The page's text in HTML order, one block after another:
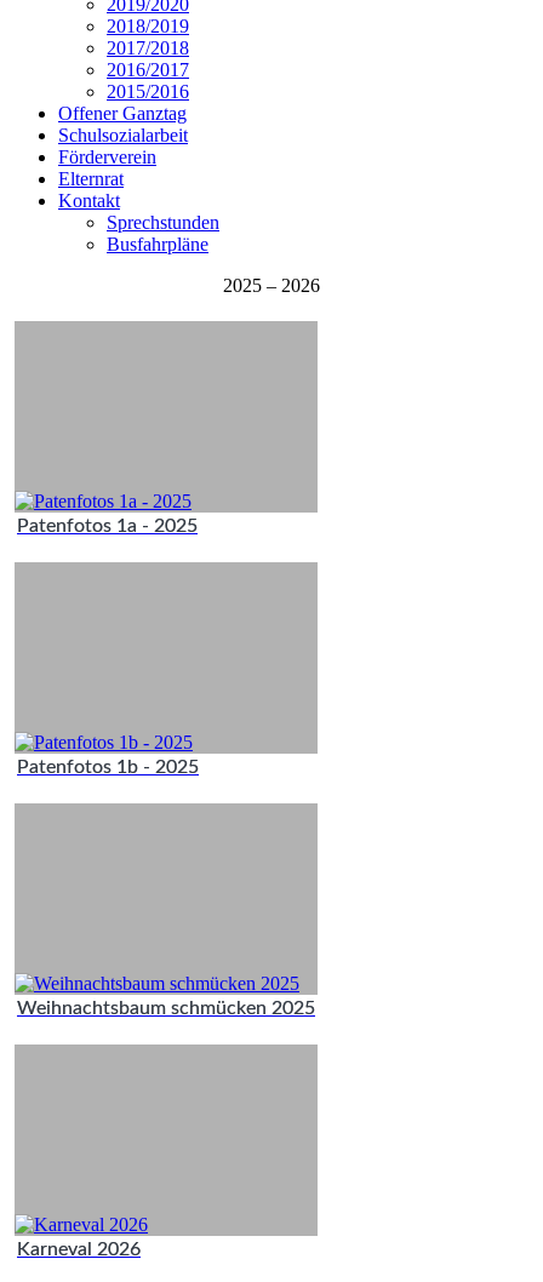
2019/2020
2018/2019
2017/2018
2016/2017
2015/2016
Offener Ganztag
Schulsozialarbeit
Förderverein
Elternrat
Kontakt
Sprechstunden
Busfahrpläne
2025 – 2026
Patenfotos 1a - 2025
Patenfotos 1b - 2025
Weihnachtsbaum schmücken 2025
Karneval 2026